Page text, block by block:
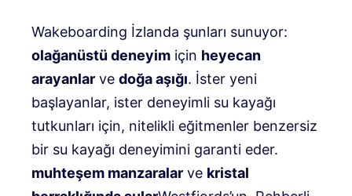
Wakeboarding İzlanda şunları sunuyor:
olağanüstü deneyim için heyecan
arayanlar ve doğa aşığı. İster yeni
başlayanlar, ister deneyimli su kayağı
tutkunları için, nitelikli eğitmenler benzersiz
bir su kayağı deneyimini garanti eder.
muhteşem manzaralar ve kristal